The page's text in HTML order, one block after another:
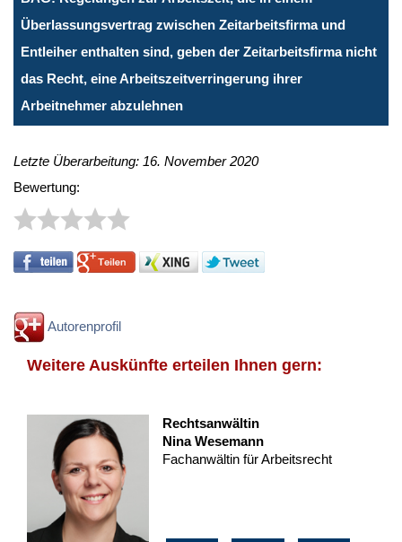
Überlassungsvertrag zwischen Zeitarbeitsfirma und
Entleiher enthalten sind, geben der Zeitarbeitsfirma nicht
das Recht, eine Arbeitszeitverringerung ihrer
Arbeitnehmer abzulehnen
Letzte Überarbeitung: 16. November 2020
Bewertung:
Autorenprofil
Weitere Auskünfte erteilen Ihnen gern:
Rechtsanwältin
Nina Wesemann
Fachanwältin für Arbeitsrecht